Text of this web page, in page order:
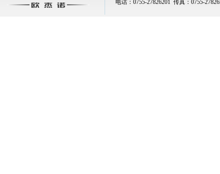
电话：0755-27826201 传真：0755-